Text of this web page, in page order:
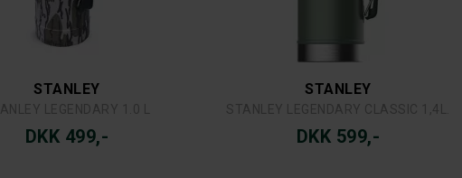
STANLEY
DKK 499,-
STANLEY
DKK 599,-